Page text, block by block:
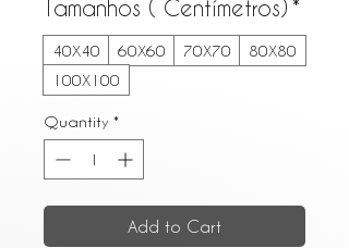
Tamanhos ( Centímetros) *
40X40 60X60 70X70
80X80
100X100
Quantity *
Add to Cart